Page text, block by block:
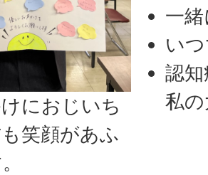
におじいち
笑顔があふ
一
い
認
私